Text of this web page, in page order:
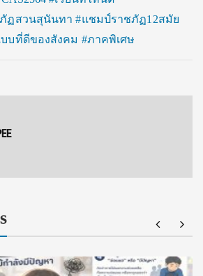
ฏสวนสุนันทา #แชมป์ราชภัฏ12สมัย
บที่ดีของสังคม #ภาคพิเศษ